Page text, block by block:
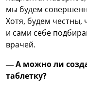
мы будем
Хотя, будем честны,
и сами себе
врачей.
— А можно ли
таблетку?